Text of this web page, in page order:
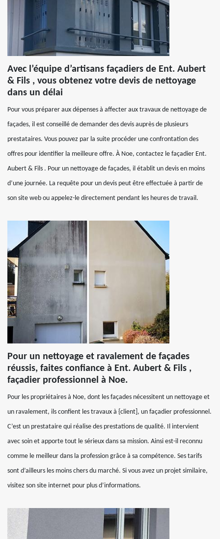
Avec l’équipe d’artisans façadiers de Ent. Aubert
& Fils , vous obtenez votre devis de nettoyage
dans un délai
Pour vous préparer aux dépenses à affecter aux travaux de nettoyage de
façades, il est conseillé de demander des devis auprès de plusieurs
prestataires. Vous pouvez par la suite procéder une confrontation des
offres pour identifier la meilleure offre. À Noe, contactez le façadier Ent.
Aubert & Fils . Pour un nettoyage de façades, il établit un devis en moins
d’une journée. La requête pour un devis peut être effectuée à partir de
son site web ou appelez-le directement pendant les heures de travail.
Pour un nettoyage et ravalement de façades
réussis, faites confiance à Ent. Aubert & Fils ,
façadier professionnel à Noe.
Pour les propriétaires à Noe, dont les façades nécessitent un nettoyage et
un ravalement, ils confient les travaux à {client], un façadier professionnel.
C’est un prestataire qui réalise des prestations de qualité. Il intervient
avec soin et apporte tout le sérieux dans sa mission. Ainsi est-il reconnu
comme le meilleur dans la profession grâce à sa compétence. Ses tarifs
sont d’ailleurs les moins chers du marché. Si vous avez un projet similaire,
visitez son site internet pour plus d’informations.